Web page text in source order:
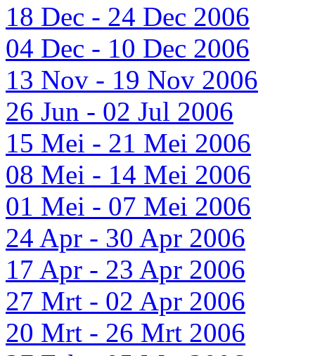
18 Dec - 24 Dec 2006
04 Dec - 10 Dec 2006
13 Nov - 19 Nov 2006
26 Jun - 02 Jul 2006
15 Mei - 21 Mei 2006
08 Mei - 14 Mei 2006
01 Mei - 07 Mei 2006
24 Apr - 30 Apr 2006
17 Apr - 23 Apr 2006
27 Mrt - 02 Apr 2006
20 Mrt - 26 Mrt 2006